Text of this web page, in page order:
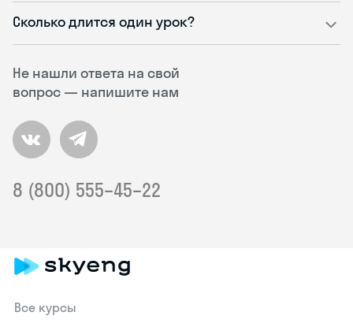
Не нашли ответа на свой
вопрос — напишите нам
8 (800) 555–45–22
Сколько длится один урок?
Все курсы